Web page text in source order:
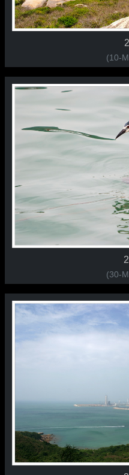
(10-
(30-